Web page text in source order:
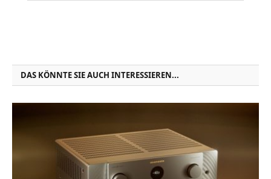
DAS KÖNNTE SIE AUCH INTERESSIEREN...